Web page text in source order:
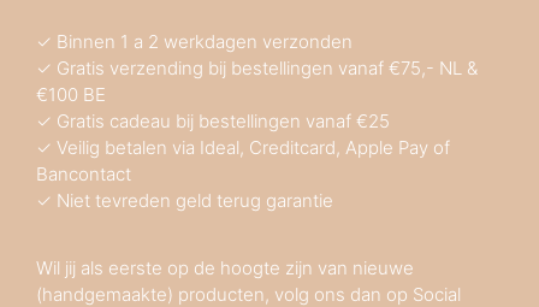
✓ Binnen 1 a 2 werkdagen verzonden
✓ Gratis verzending bij bestellingen vanaf €75,- NL &
€100 BE
✓ Gratis cadeau bij bestellingen vanaf €25
✓ Veilig betalen via Ideal, Creditcard, Apple Pay of
Bancontact
✓ Niet tevreden geld terug garantie
Wil jij als eerste op de hoogte zijn van nieuwe
(handgemaakte) producten, volg ons dan op Social